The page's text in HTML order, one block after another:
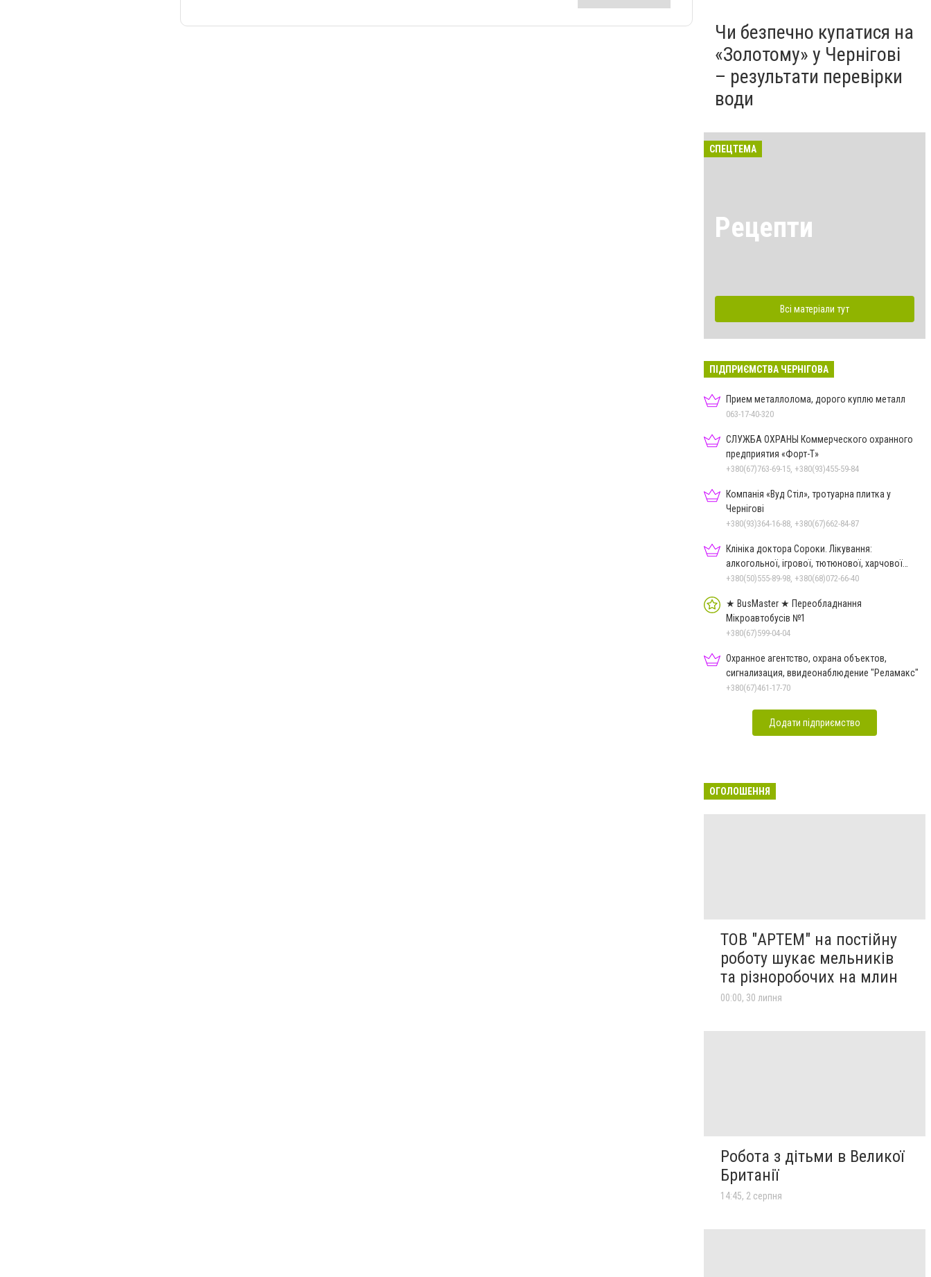
Чи безпечно купатися на
«Золотому» у Чернігові
– результати перевірки
води
СПЕЦТЕМА
Рецепти
Всі матеріали тут
ПІДПРИЄМСТВА ЧЕРНІГОВА
Прием металлолома, дорого куплю металл
063-17-40-320
СЛУЖБА ОХРАНЫ Коммерческого охранного
предприятия «Форт-Т»
+380(67)763-69-15, +380(93)455-59-84
Компанія «Вуд Стіл», тротуарна плитка у
Чернігові
+380(93)364-16-88, +380(67)662-84-87
Клініка доктора Сороки. Лікування:
алкогольної, ігрової, тютюнової, харчової
залежностей, неврозів т
+380(50)555-89-98, +380(68)072-66-40
★ BusMaster ★ Переобладнання
Мікроавтобусів №1
+380(67)599-04-04
Охранное агентство, охрана объектов,
сигнализация, ввидеонаблюдение "Реламакс"
+380(67)461-17-70
Додати підприємство
ОГОЛОШЕННЯ
ТОВ "АРТЕМ" на постійну
роботу шукає мельників
та різноробочих на млин
00:00, 30 липня
Робота з дітьми в Великої
Британії
14:45, 2 серпня